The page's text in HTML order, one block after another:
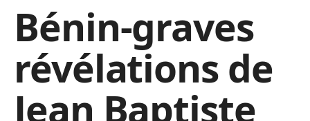
Bénin-graves
révélations de
Jean Baptiste